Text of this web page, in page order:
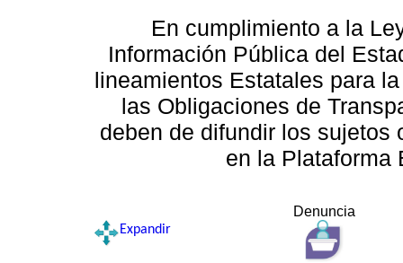
En cumplimiento a la
Información Pública del
lineamientos Estatales para
las Obligaciones de
deben de difundir los sujetos
en la Plataforma
Denuncia
Expandir